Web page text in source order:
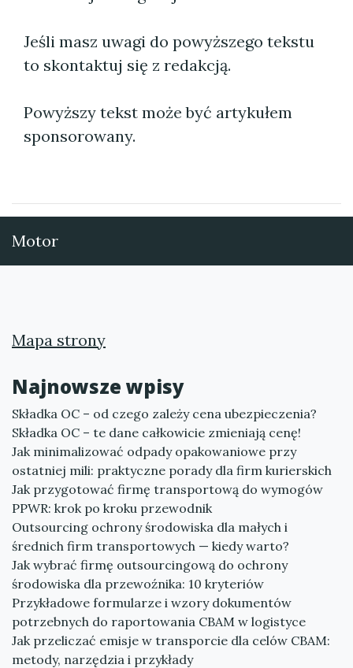
Jeśli masz uwagi do powyższego tekstu
to skontaktuj się z redakcją.
Powyższy tekst może być artykułem
sponsorowany.
Motor
Mapa strony
Najnowsze wpisy
Składka OC – od czego zależy cena ubezpieczenia?
Składka OC – te dane całkowicie zmieniają cenę!
Jak minimalizować odpady opakowaniowe przy
ostatniej mili: praktyczne porady dla firm kurierskich
Jak przygotować firmę transportową do wymogów
PPWR: krok po kroku przewodnik
Outsourcing ochrony środowiska dla małych i
średnich firm transportowych — kiedy warto?
Jak wybrać firmę outsourcingową do ochrony
środowiska dla przewoźnika: 10 kryteriów
Przykładowe formularze i wzory dokumentów
potrzebnych do raportowania CBAM w logistyce
Jak przeliczać emisje w transporcie dla celów CBAM:
metody, narzędzia i przykłady